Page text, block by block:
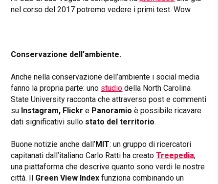
nel corso del 2017 potremo vedere i primi test. Wow.
Conservazione dell’ambiente.
Anche nella conservazione dell’ambiente i social media
fanno la propria parte: uno studio della North Carolina
State University racconta che attraverso post e commenti
su Instagram, Flickre Panoramio è possibile ricavare
dati significativi sullo stato del territorio.
Buone notizie anche dall’MIT: un gruppo di ricercatori
capitanati dall’italiano Carlo Ratti ha creatoTreepedia,
una piattaforma che descrive quanto sono verdi le nostre
città. Il Green View Index funziona combinando un